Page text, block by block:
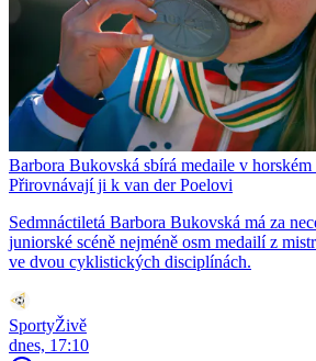
Barbora Bukovská sbírá medaile v
Přirovnávají ji k van der Poelovi
Sedmnáctiletá Barbora Bukovská má za
juniorské scéně nejméně osm medailí z
ve dvou cyklistických disciplínách.
SportyŽivě
dnes, 17:10